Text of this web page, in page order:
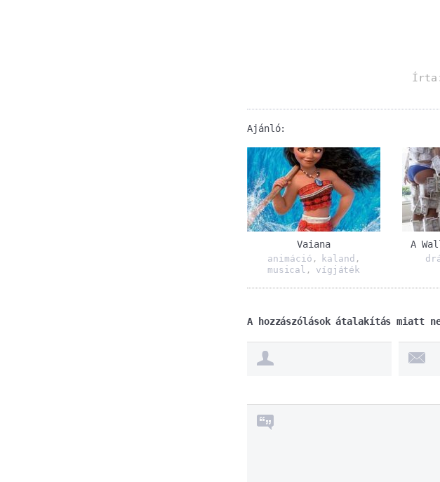
Ajánló:
Vaiana
animáció , kaland ,
musical , vígjáték
A
A hozzászólások átalakítás miatt